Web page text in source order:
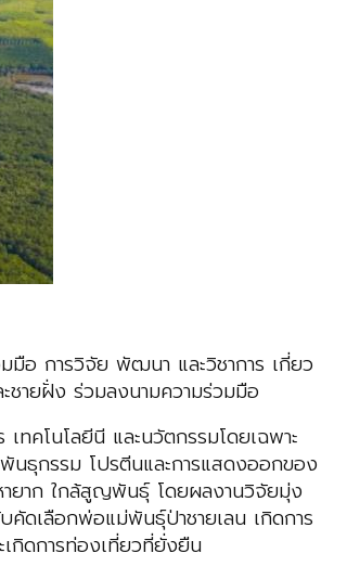
มือ การวิจัย พัฒนา และวิชาการ เกี่ยว
ชายฝั่ง ร่วมลงนามความร่วมมือ
ทคโนโลยีนี และนวัตกรรมโดยเฉพาะ
นธุกรรม โปรตีนและการแสดงออกของ
ายาก ใกล้สูญพันธุ์ โดยผลงานวิจัยมุ่ง
คัดเลือกพ่อแม่พันธุ์ป่าชายเลน เกิดการ
กิดการท่องเที่ยวที่ยั่งยืน